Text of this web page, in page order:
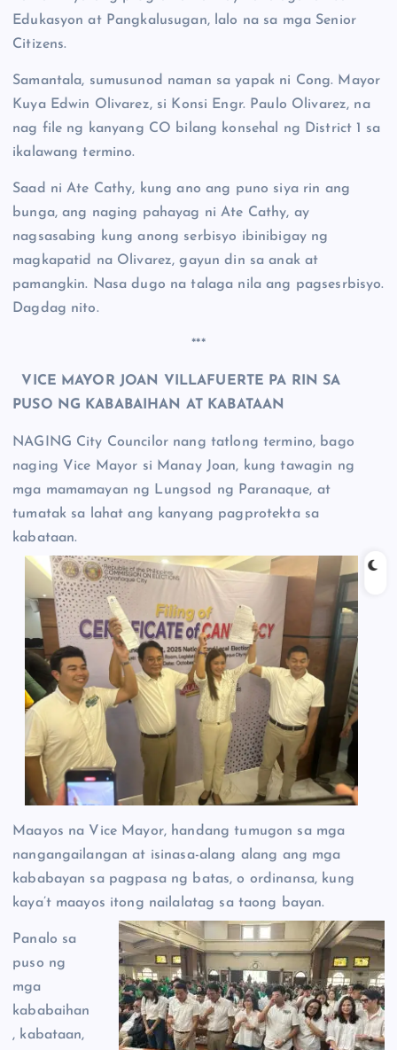
Edukasyon at Pangkalusugan, lalo na sa mga Senior
Citizens.
Samantala, sumusunod naman sa yapak ni Cong. Mayor
Kuya Edwin Olivarez, si Konsi Engr. Paulo Olivarez, na
nag file ng kanyang CO bilang konsehal ng District 1 sa
ikalawang termino.
Saad ni Ate Cathy, kung ano ang puno siya rin ang
bunga, ang naging pahayag ni Ate Cathy, ay
nagsasabing kung anong serbisyo ibinibigay ng
magkapatid na Olivarez, gayun din sa anak at
pamangkin. Nasa dugo na talaga nila ang pagsesrbisyo.
Dagdag nito.
***
VICE MAYOR JOAN VILLAFUERTE PA RIN SA
PUSO NG KABABAIHAN AT KABATAAN
NAGING City Councilor nang tatlong termino, bago
naging Vice Mayor si Manay Joan, kung tawagin ng
mga mamamayan ng Lungsod ng Paranaque, at
tumatak sa lahat ang kanyang pagprotekta sa
kabataan.
Maayos na Vice Mayor, handang tumugon sa mga
nangangailangan at isinasa-alang alang ang mga
kababayan sa pagpasa ng batas, o ordinansa, kung
kaya’t maayos itong nailalatag sa taong bayan.
Panalo sa
puso ng
mga
kababaihan
, kabataan,